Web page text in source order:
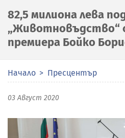
82,5 милиона лева
„Животновъдство“
премиера Бойко
Начало Пресцентър
03 Август 2020